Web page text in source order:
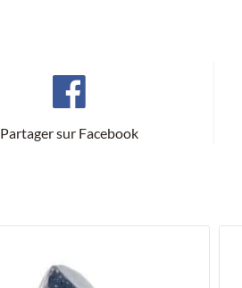
Partager sur Facebook